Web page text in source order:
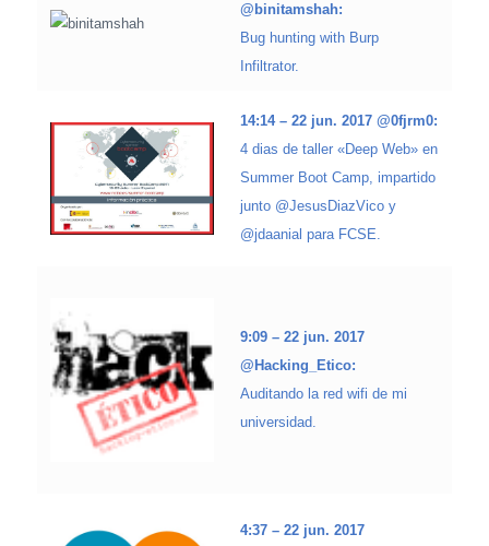
@binitamshah:
Bug hunting with Burp
Infiltrator.
14:14 – 22 jun. 2017 @0fjrm0:
4 dias de taller «Deep Web» en
Summer Boot Camp, impartido
junto @JesusDiazVico y
@jdaanial para FCSE.
9:09 – 22 jun. 2017
@Hacking_Etico:
Auditando la red wifi de mi
universidad.
4:37 – 22 jun. 2017